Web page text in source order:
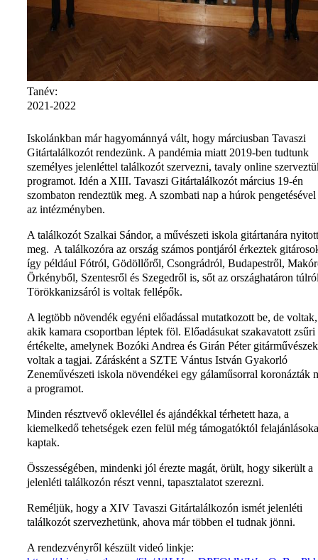
Tanév:
2021-2022
Iskolánkban már hagyománnyá vált, hogy márciusban Tavaszi
Gitártalálkozót rendezünk. A pandémia miatt 2019-ben tudtunk
személyes jelenléttel találkozót szervezni, tavaly online
programot. Idén a XIII. Tavaszi Gitártalálkozót március 19-én
szombaton rendeztük meg. A szombati nap a húrok
az intézményben.
A találkozót Szalkai Sándor, a művészeti iskola gitártanára
meg. A találkozóra az ország számos pontjáról érkeztek
így például Fótról, Gödöllőről, Csongrádról, Budapestről,
Örkényből, Szentesről és Szegedről is, sőt az országhatáron
Törökkanizsáról is voltak fellépők.
A legtöbb növendék egyéni előadással mutatkozott be, de voltak,
akik kamara csoportban léptek föl. Előadásukat szakavatott zsűri
értékelte, amelynek Bozóki Andrea és Girán Péter gitárművészek
voltak a tagjai. Zárásként a SZTE Vántus István Gyakorló
Zeneművészeti iskola növendékei egy gálaműsorral koronázták
a programot.
Minden résztvevő oklevéllel és ajándékkal térhetett haza, a
kiemelkedő tehetségek ezen felül még támogatóktól
kaptak.
Összességében, mindenki jól érezte magát, örült, hogy sikerült a
jelenléti találkozón részt venni, tapasztalatot szerezni.
Reméljük, hogy a XIV Tavaszi Gitártalálkozón ismét jelenléti
találkozót szervezhetünk, ahova már többen el tudnak jönni.
A rendezvényről készült videó linkje: